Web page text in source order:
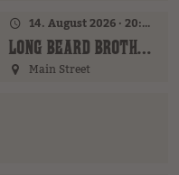
14. August 2026 · 20:00 Uhr
LONG BEARD BROTHERS (AT)
Main Street